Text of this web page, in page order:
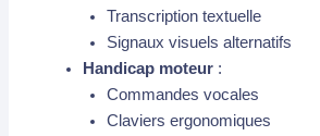
Transcription textuelle
Signaux visuels alternatifs
Handicap moteur:
Commandes vocales
Claviers ergonomiques